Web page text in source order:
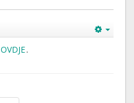
OVDJE.